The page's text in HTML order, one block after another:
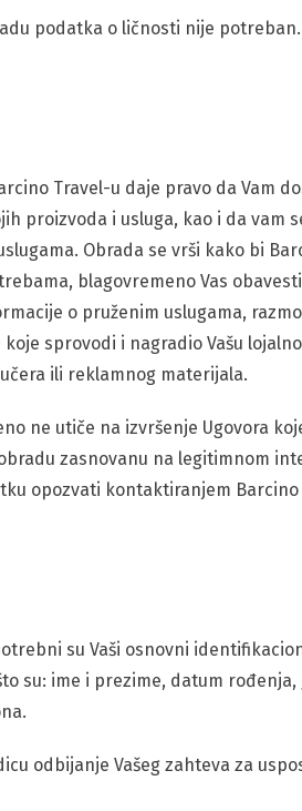
podatka o ličnosti nije potreban.
Travel-u daje pravo da Vam
proizvoda i usluga, kao i da vam
Obrada se vrši kako bi
blagovremeno Vas
o pruženim uslugama,
sprovodi i nagradio Vašu
ili reklamnog materijala.
ne utiče na izvršenje Ugovora
zasnovanu na legitimnom
opozvati kontaktiranjem Barcino
su Vaši osnovni
su: ime i prezime, datum rođenja,
odbijanje Vašeg zahteva za